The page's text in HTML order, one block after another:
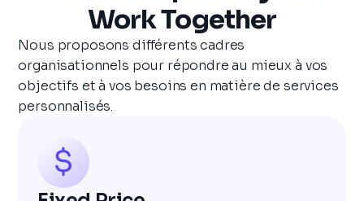
Work Together
Nous proposons différents cadres
organisationnels pour répondre au mieux à vos
objectifs et à vos besoins en matière de services
personnalisés.